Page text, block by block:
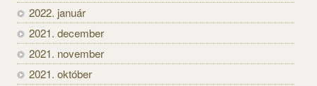
2022. január
2021. december
2021. november
2021. október